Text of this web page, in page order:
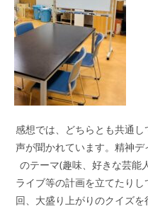
感想では、どちらとも共通
声が聞かれています。精神
のテーマ(趣味、好きな芸能
ライブ等の計画を立てたり
回、大盛り上がりのクイズ